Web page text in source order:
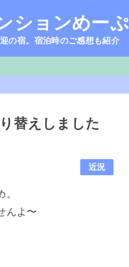
ションめー
の宿。宿泊時のご感想も紹介
替えしました
近況
んよ〜